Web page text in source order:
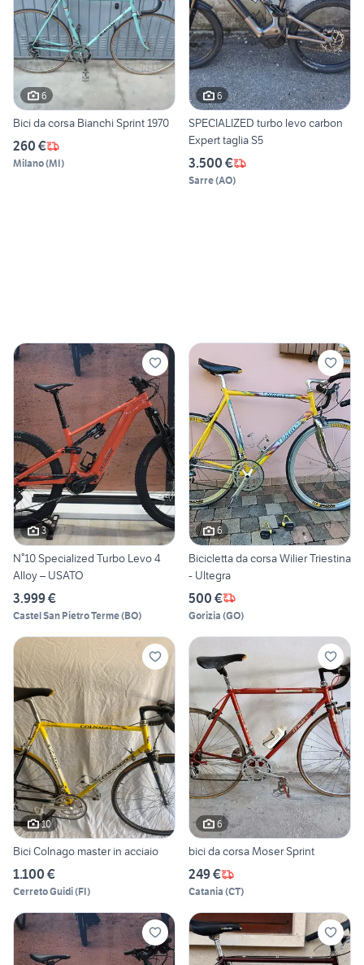
6
Bici da corsa Bianchi Sprint 1970
260 €
Milano(MI)
6
SPECIALIZED turbo levo carbon
Expert taglia S5
3.500 €
Sarre(AO)
3
N°10 Specialized Turbo Levo 4
Alloy – USATO
3.999 €
Castel San Pietro Terme(BO)
6
Bicicletta da corsa Wilier Triestina
- Ultegra
500 €
Gorizia (GO)
10
Bici Colnago master in acciaio
1.100 €
Cerreto Guidi(FI)
6
bici da corsa Moser Sprint
249 €
Catania (CT)